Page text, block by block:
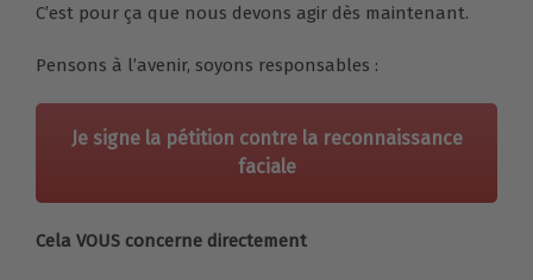
C’est pour ça que nous devons agir dès maintenant.
Pensons à l’avenir, soyons responsables :
Je signe la pétition contre la reconnaissance
faciale
Cela VOUS concerne directement